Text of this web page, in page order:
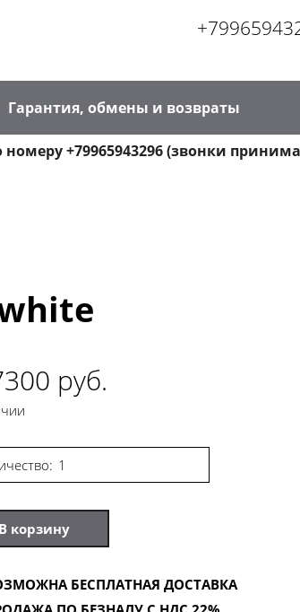
Гарантия, обмены и возвраты
+79965943296 (звонки
руб.
В корзину
БЕСПЛАТНАЯ ДОСТАВКА